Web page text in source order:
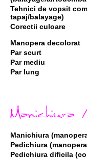
Tehnici de vopsit
tapaj/balayage)
Corectii culoare
Manopera decolorat
Par scurt
Par mediu
Par lung
Manichiura
Manichiura
Pedichiura
Pedichiura dificila